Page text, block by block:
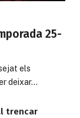
25-
els
deixar…
trencar